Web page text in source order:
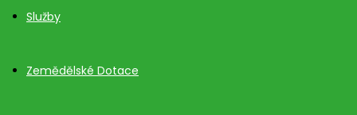
Služby
Zemědělské Dotace